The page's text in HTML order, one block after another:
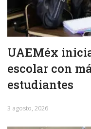
UAEMéx
escolar con
estudiantes
3 agosto, 2026